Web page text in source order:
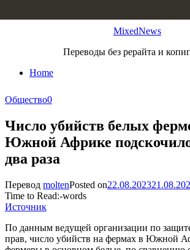
MixedNews
Переводы без рерайта и
Home
Общество0
Число убийств белых
Южной Африке
два раза
Перевод moltenPosted on22.08.2023
Time to Read:-words
Источник
По данным ведущей организации по
прав, число убийств на фермах в Южной